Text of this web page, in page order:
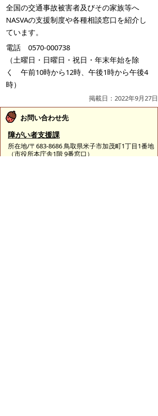
全国の交通事故被害者及びその家族等へ
NASVAの支援制度や各種相談窓口を紹介し
ています。
電話 0570-000738
（土曜日・日曜日・祝日・年末年始を除
く 午前10時から12時、午後1時から午後4
時）
掲載日：2022年9月27日
お問い合わせ先
障がい者支援課
所在地/〒683-8686 鳥取県米子市加茂町1丁目1番地
（市役所本庁舎1階 9番窓口）